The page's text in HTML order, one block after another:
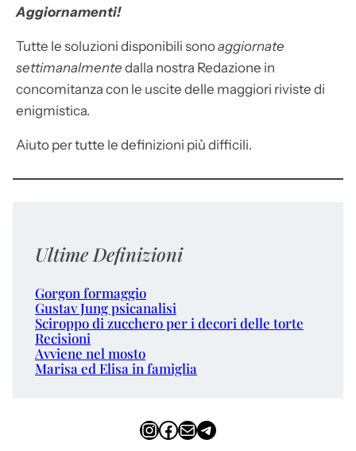
Aggiornamenti!
Tutte le soluzioni disponibili sonoaggiornate
settimanalmente dalla nostra Redazione in
concomitanza con le uscite delle maggiori riviste di
enigmistica.
Aiuto per tutte le definizioni più difficili.
Ultime Definizioni
Gorgon formaggio
Gustav Jung psicanalisi
Sciroppo di zucchero per i decori delle torte
Recisioni
Avviene nel mosto
Marisa ed Elisa in famiglia
InstagramFacebook Email Telegram